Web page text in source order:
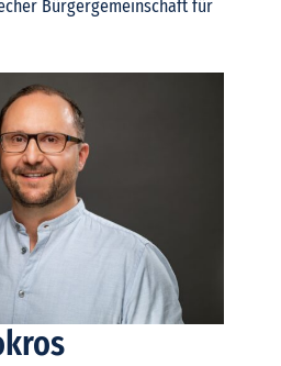
Bürgergemeinschaft für